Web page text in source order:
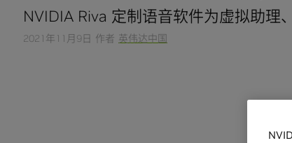
NVIDIA Riva 定制语音软件为虚拟助
2021年11月9日 作者 英伟达中国